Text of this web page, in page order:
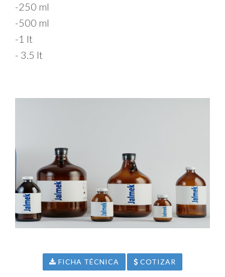
-250 ml
-500 ml
-1 lt
- 3.5 lt
FICHA TÉCNICA COTIZAR